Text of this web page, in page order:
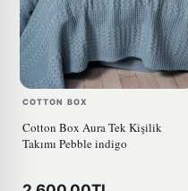
COTTON BOX
Cotton Box Aura Tek Kişilik
Takımı Pebble indigo